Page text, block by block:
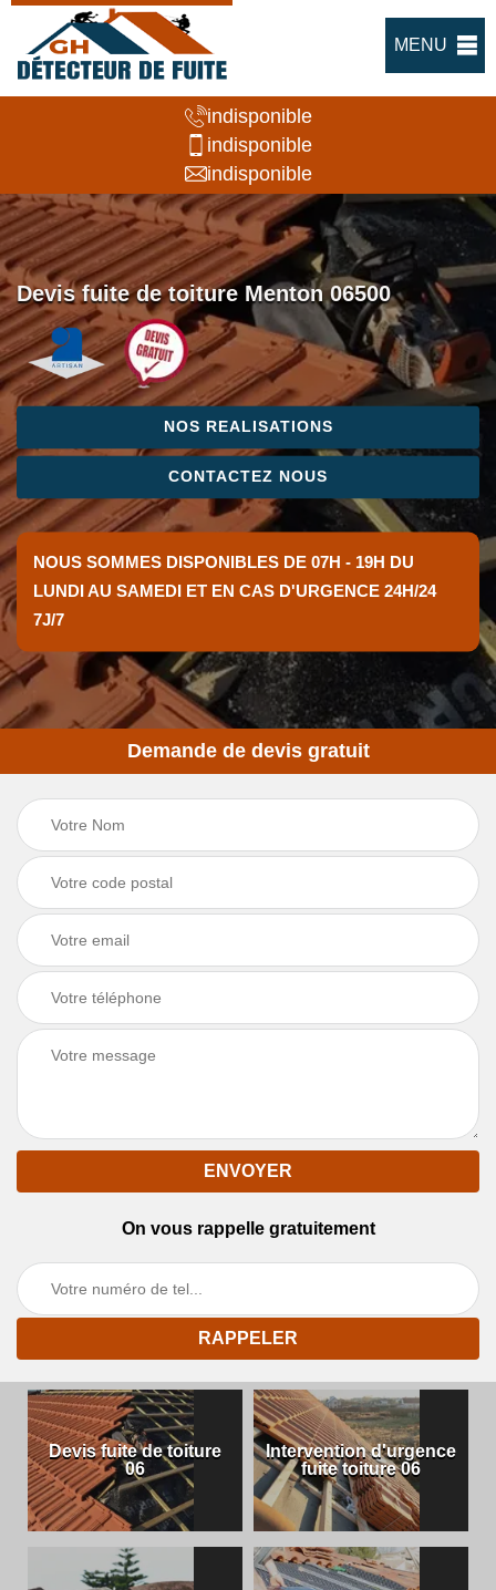
MENU
indisponible
indisponible
indisponible
Devis fuite de toiture Menton 06500
NOS REALISATIONS
CONTACTEZ NOUS
NOUS SOMMES DISPONIBLES DE 07H - 19H DU
LUNDI AU SAMEDI ET EN CAS D'URGENCE 24H/24
7J/7
Demande de devis gratuit
On vous rappelle gratuitement
Devis fuite de toiture
06
Intervention d'urgence
fuite toiture 06